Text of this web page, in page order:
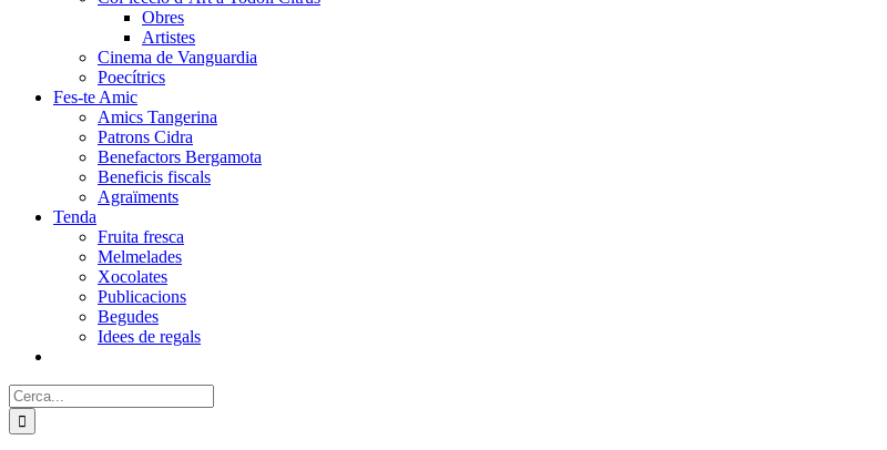
Obres
Artistes
Cinema de Vanguardia
Poecítrics
Fes-te Amic
Amics Tangerina
Patrons Cidra
Benefactors Bergamota
Beneficis fiscals
Agraïments
Tenda
Fruita fresca
Melmelades
Xocolates
Publicacions
Begudes
Idees de regals
Cerca: